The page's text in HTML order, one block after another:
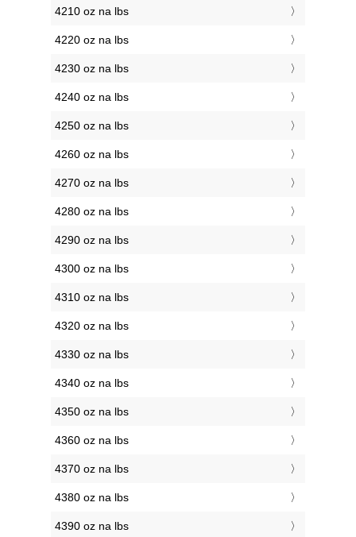
4210 oz na lbs
4220 oz na lbs
4230 oz na lbs
4240 oz na lbs
4250 oz na lbs
4260 oz na lbs
4270 oz na lbs
4280 oz na lbs
4290 oz na lbs
4300 oz na lbs
4310 oz na lbs
4320 oz na lbs
4330 oz na lbs
4340 oz na lbs
4350 oz na lbs
4360 oz na lbs
4370 oz na lbs
4380 oz na lbs
4390 oz na lbs